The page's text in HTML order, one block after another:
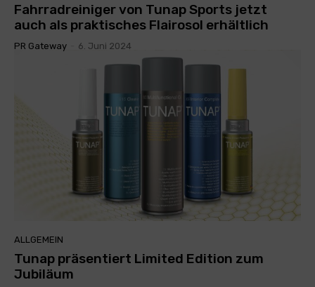
Fahrradreiniger von Tunap Sports jetzt
auch als praktisches Flairosol erhältlich
PR Gateway 6. Juni 2024
ALLGEMEIN
Tunap präsentiert Limited Edition zum
Jubiläum